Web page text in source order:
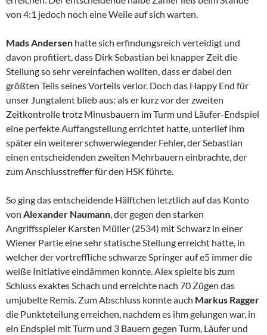
von 4:1 jedoch noch eine Weile auf sich warten.
Mads Andersen hatte sich erfindungsreich verteidigt und
davon profitiert, dass Dirk Sebastian bei knapper Zeit die
Stellung so sehr vereinfachen wollten, dass er dabei den
größten Teils seines Vorteils verlor. Doch das Happy End für
unser Jungtalent blieb aus: als er kurz vor der zweiten
Zeitkontrolle trotz Minusbauern im Turm und Läufer-Endspiel
eine perfekte Auffangstellung errichtet hatte, unterlief ihm
später ein weiterer schwerwiegender Fehler, der Sebastian
einen entscheidenden zweiten Mehrbauern einbrachte, der
zum Anschlusstreffer für den HSK führte.
So ging das entscheidende Hälftchen letztlich auf das Konto
von Alexander Naumann, der gegen den starken
Angriffsspieler Karsten Müller (2534) mit Schwarz in einer
Wiener Partie eine sehr statische Stellung erreicht hatte, in
welcher der vortreffliche schwarze Springer auf e5 immer die
weiße Initiative eindämmen konnte. Alex spielte bis zum
Schluss exaktes Schach und erreichte nach 70 Zügen das
umjubelte Remis. Zum Abschluss konnte auch Markus Ragger
die Punkteteilung erreichen, nachdem es ihm gelungen war, in
ein Endspiel mit Turm und 3 Bauern gegen Turm, Läufer und